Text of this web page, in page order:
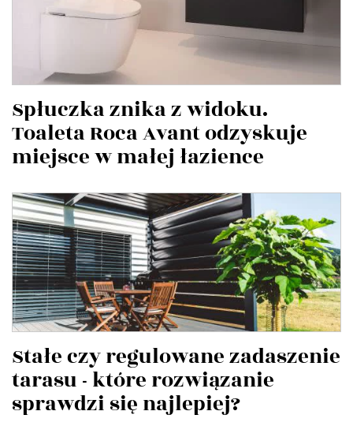
Spłuczka znika z widoku.
Toaleta Roca Avant odzyskuje
miejsce w małej łazience
Stałe czy regulowane zadaszenie
tarasu - które rozwiązanie
sprawdzi się najlepiej?